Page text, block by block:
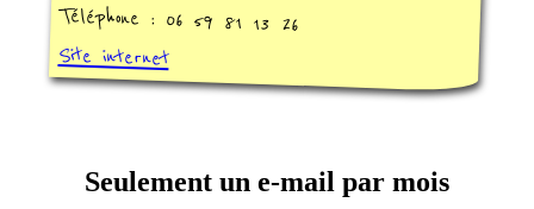
Téléphone : 06 59 81 13 26
Site internet
Seulement un e-mail par mois